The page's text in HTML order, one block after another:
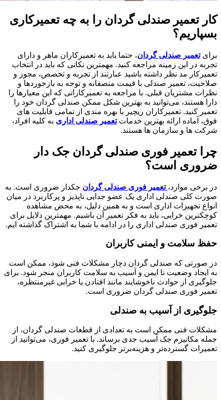
کار تعمیر صندلی گردان را به چه تعمیرکاری
بسپاریم؟
برایتعمیر صندلی گردان، حتما باید به تعمیرکاران ماهر و دارای
تجربه در این زمینه مراجعه کنید. مهمترین نکاتی که باید در انتخاب
تعمیرکار مد نظر داشته باشید عبارتند از تجربه و تخصص، مجوز و
صلاحیت، تعمیر صندلی با قیمت منصفانه و توجه به بازخوردها و
نظرات مشتریان قبلی. با مراجعه به تعمیرکارانی که این معیارها را
دارا هستند، می‌توانید به بهترین شکل ممکن صندلی گردان خود را
تعمیر کنید. تعمیرکاران ریچیر با بهره مندی از تمامی قابلیت های
فوق، آماده ارائه بهترین خدماتتعمیر صندلی اداری به کلیه افراد،
شرکت ها و سازمان ها هستند.
چرا تعمیر فوری صندلی گردان جک دار
ضروری است؟
در برخی موارد، تعمیر فوری صندلی گردان جکدار ضروری است. به
صورت کلی صندلی اداری یک عضو جدایی ناپذیر و پرکاربرد در میان
انواع تجهیزات اداری است و به همین دلیل، به محض مشاهده
کوچکترین خرابی، باید به فکر تعمیر آن باشیم. مهمترین دلایل برای
تعمیر فوری صندلی اداری را در ادامه با شما به اشتراک گذاشته ایم.
حفظ سلامت و ایمنی کاربران
در صورتی که صندلی گردان دچار مشکلات فنی شود، ممکن است
به ایجاد وضعیت نا ایمن و آسیب به سلامت کاربران منجر شود. برای
جلوگیری از حوادث ناخوشایند مانند افتادن یا خرابی غیرمنتظره،
تعمیر فوری صندلی گردان ضروری است.
جلوگیری از آسیب به صندلی
مشکلات فنی ممکن است به تعدادی از قطعات صندلی گردان، از
جمله مکانیزم جک آسیب جدی برساند. با تعمیر فوری، می‌توانید از
تعمیرات گسترده‌تر و هزینه‌برتر جلوگیری کنید.